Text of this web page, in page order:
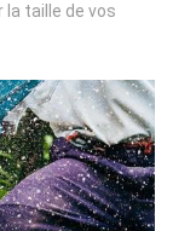
la taille de vos